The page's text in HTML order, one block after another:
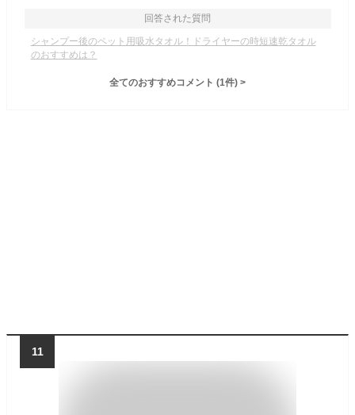
回答された質問
シャンプー後のペット用吸水タオル！ドライヤーの時短速乾タオル
のおすすめは？
全てのおすすめコメント (1件) >
11